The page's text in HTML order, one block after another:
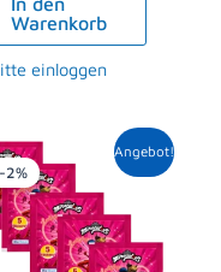
Warenkorb
einloggen
Angebot!
-2%
Ursprünglicher
Preis
war:
5,00 €
Aktueller
Preis
4,89 €.